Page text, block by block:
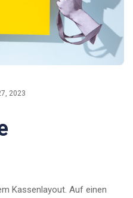
2023
Kassenlayout. Auf einen